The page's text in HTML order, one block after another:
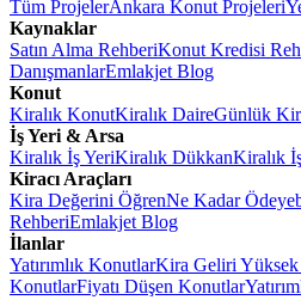
Tüm ProjelerAnkara Konut Projeleri
Kaynaklar
Satın Alma RehberiKonut Kredisi
DanışmanlarEmlakjet Blog
Konut
Kiralık KonutKiralık DaireGünlük
İş Yeri & Arsa
Kiralık İş YeriKiralık DükkanKiralık
Kiracı Araçları
Kira Değerini ÖğrenNe Kadar
RehberiEmlakjet Blog
İlanlar
Yatırımlık KonutlarKira Geliri
KonutlarFiyatı Düşen Konutlar